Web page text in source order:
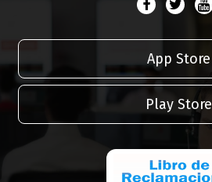
App Store
Play Store